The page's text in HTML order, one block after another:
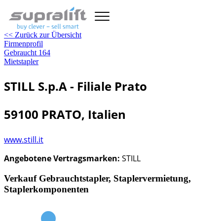
<< Zurück zur Übersicht
Firmenprofil
Gebraucht 164
Mietstapler
STILL S.p.A - Filiale Prato
59100 PRATO, Italien
www.still.it
Angebotene Vertragsmarken: STILL
Verkauf Gebrauchtstapler, Staplervermietung,
Staplerkomponenten